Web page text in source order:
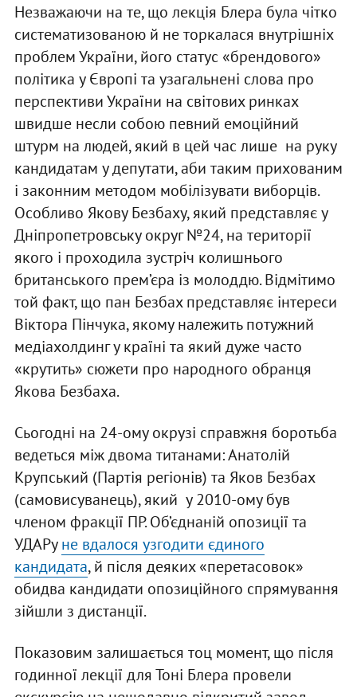
Незважаючи на те, що лекція Блера була чітко
систематизованою й не торкалася внутрішніх
проблем України, його статус «брендового»
політика у Європі та узагальнені слова про
перспективи України на світових ринках
швидше несли собою певний емоційний
штурм на людей, який в цей час лише на руку
кандидатам у депутати, аби таким прихованим
і законним методом мобілізувати виборців.
Особливо Якову Безбаху, який представляє у
Дніпропетровську округ №24, на території
якого і проходила зустріч колишнього
британського прем’єра із молоддю. Відмітимо
той факт, що пан Безбах представляє інтереси
Віктора Пінчука, якому належить потужний
медіахолдинг у країні та який дуже часто
«крутить» сюжети про народного обранця
Якова Безбаха.
Сьогодні на 24-ому окрузі справжня боротьба
ведеться між двома титанами: Анатолій
Крупський (Партія регіонів) та Яков Безбах
(самовисуванець), який у 2010-ому був
членом фракції ПР. Об’єднаній опозиції та
УДАРуне вдалося узгодити єдиного
кандидата, й після деяких «перетасовок»
обидва кандидати опозиційного спрямування
зійшли з дистанції.
Показовим залишається тоц момент, що після
годинної лекції для Тоні Блера провели